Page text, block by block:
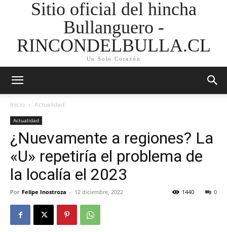
Sitio oficial del hincha
Bullanguero -
RINCONDELBULLA.CL
Un Solo Corazón
Inicio Actualidad
Actualidad
¿Nuevamente a regiones? La
«U» repetiría el problema de
la localía el 2023
Por Felipe Inostroza - 12 diciembre, 2022 0
1440